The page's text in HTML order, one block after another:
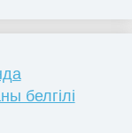
белгілі